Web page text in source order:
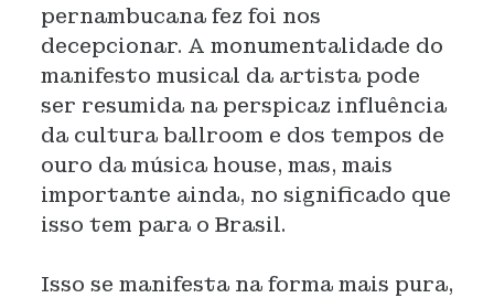
pernambucana fez foi nos
decepcionar. A monumentalidade do
manifesto musical da artista pode
ser resumida na perspicaz influência
da cultura ballroom e dos tempos de
ouro da música house, mas, mais
importante ainda, no significado que
isso tem para o Brasil.
Isso se manifesta na forma mais pura,